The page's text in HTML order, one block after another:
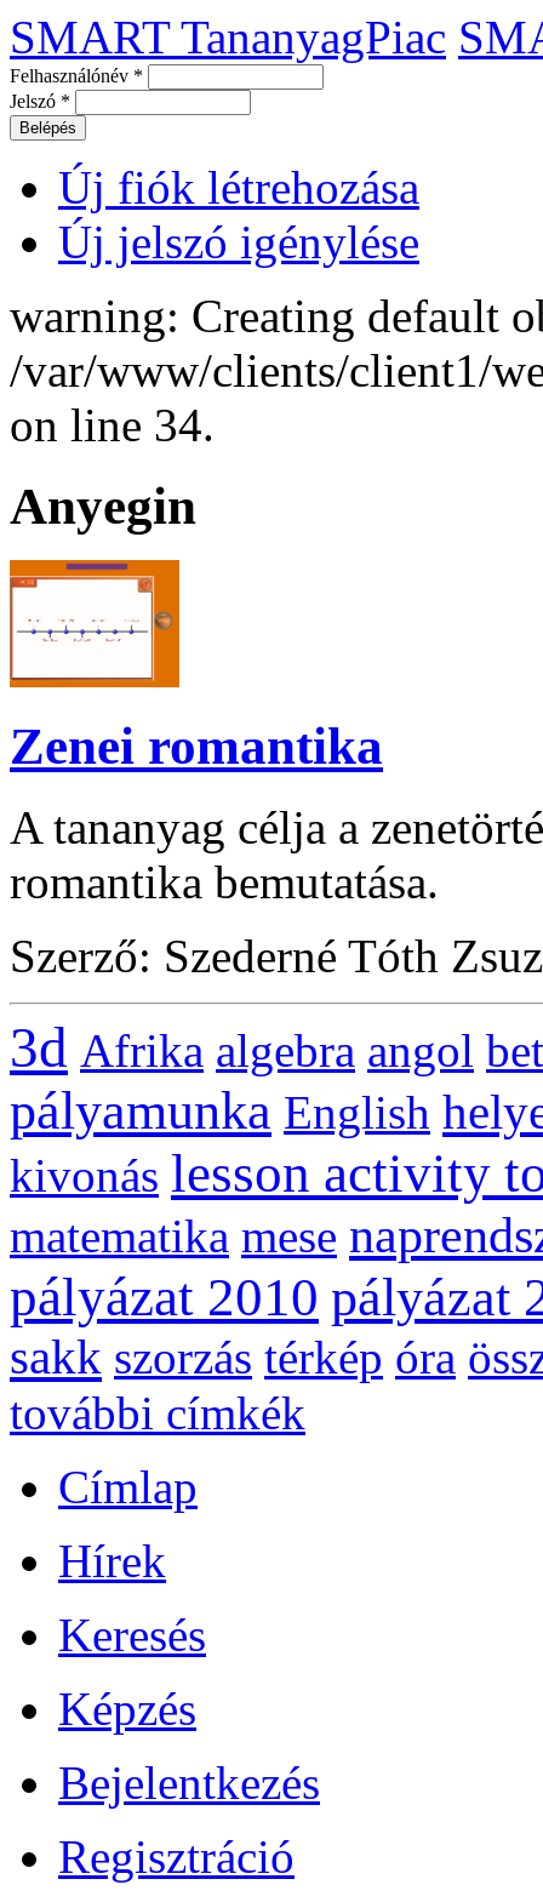
SMART TananyagPiac
Felhasználónév *
Jelszó *
Új fiók létrehozása
Új jelszó igénylése
warning: Creating default
/var/www/clients/client1/
on line 34.
Anyegin
Zenei romantika
A tananyag célja a
romantika bemutatása.
Szerző: Szederné Tóth
3d Afrika algebra angol
pályamunka English
kivonás lesson activity
matematika mese
pályázat 2010 pályázat
sakk szorzás térkép óra
további címkék
Címlap
Hírek
Keresés
Képzés
Bejelentkezés
Regisztráció